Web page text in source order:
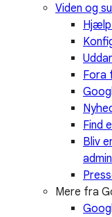
Viden og
Hjælp
Fora
Find
Bliv
Mere fra